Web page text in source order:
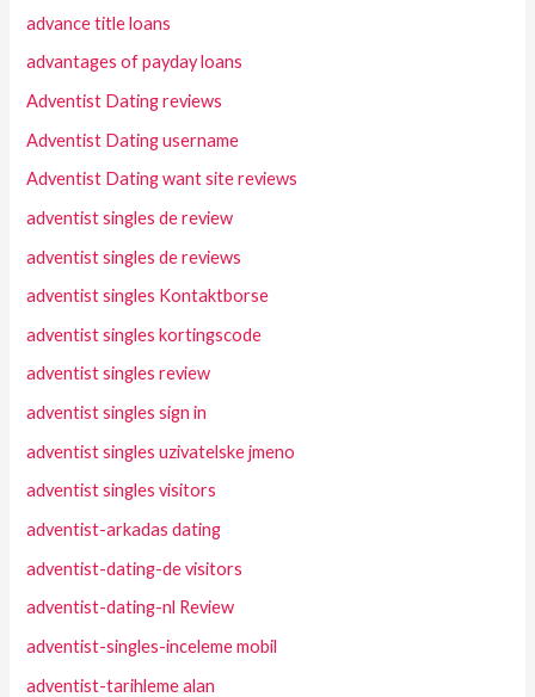
advance title loans
advantages of payday loans
Adventist Dating reviews
Adventist Dating username
Adventist Dating want site reviews
adventist singles de review
adventist singles de reviews
adventist singles Kontaktborse
adventist singles kortingscode
adventist singles review
adventist singles sign in
adventist singles uzivatelske jmeno
adventist singles visitors
adventist-arkadas dating
adventist-dating-de visitors
adventist-dating-nl Review
adventist-singles-inceleme mobil
adventist-tarihleme alan